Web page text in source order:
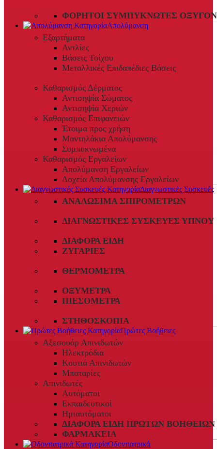
ΦΟΡΗΤΟΊ ΣΥΜΠΥΚΝΩΤΈΣ
Απολύμανση
Εξαρτήματα
Αντλίες
Βάσεις Τοίχου
Μεταλλικές Επιδαπέδιες Βάσεις
Καθαρισμός Δέρματος
Αντισηψία Σώματος
Αντισηψία Χεριών
Καθαρισμός Επιφανειών
Έτοιμα προς χρήση
Μαντηλάκια Απολύμανσης
Συμπυκνωμένα
Καθαρισμός Εργαλείων
Απολύμανση Εργαλείων
Δοχεία Απολύμανσης Εργαλείων
Διαγνωστικές Συσκευές
ΑΝΑΛΏΣΙΜΑ ΣΠΙΡΟΜΈΤΡΩΝ
ΔΙΑΓΝΩΣΤΙΚΈΣ ΣΥΣΚΕΥΈΣ ΎΠΝΟΥ
ΔΙΆΦΟΡΑ ΕΊΔΗ
ΖΥΓΑΡΙΈΣ
ΘΕΡΜΌΜΕΤΡΑ
ΟΞΎΜΕΤΡΑ
ΠΙΕΣΌΜΕΤΡΑ
ΣΤΗΘΟΣΚΌΠΙΑ
Πρώτες Βοήθειες
Αξεσουάρ Απινιδωτών
Ηλεκτρόδια
Κουτιά Απινιδωτών
Μπαταρίες
Απινιδωτές
Αυτόματοι
Εκπαιδευτικοί
Ημιαυτόματοι
ΔΙΆΦΟΡΑ ΕΊΔΗ ΠΡΏΤΩΝ ΒΟΗΘΕΙΏΝ
ΦΑΡΜΑΚΕΊΑ
Οδοντιατρικά